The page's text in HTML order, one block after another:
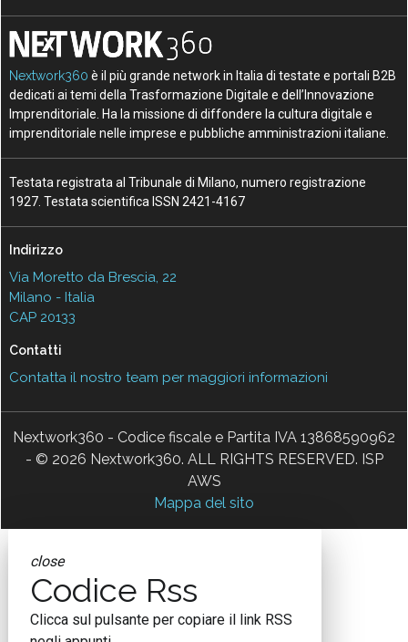
Nextwork360 è il più grande network in Italia di testate e portali B2B
dedicati ai temi della Trasformazione Digitale e dell’Innovazione
Imprenditoriale. Ha la missione di diffondere la cultura digitale e
imprenditoriale nelle imprese e pubbliche amministrazioni italiane.
Testata registrata al Tribunale di Milano, numero registrazione
1927. Testata scientifica ISSN 2421-4167
Indirizzo
Via Moretto da Brescia, 22
Milano - Italia
CAP 20133
Contatti
Contatta il nostro team per maggiori informazioni
Nextwork360 - Codice fiscale e Partita IVA 13868590962
- © 2026 Nextwork360. ALL RIGHTS RESERVED. ISP
AWS
Mappa del sito
close
Codice Rss
Clicca sul pulsante per copiare il link RSS